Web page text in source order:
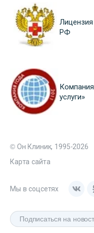
РФ
услуги»
© Он Клиник, 1995-2026
Карта сайта
Мы в соцсетях